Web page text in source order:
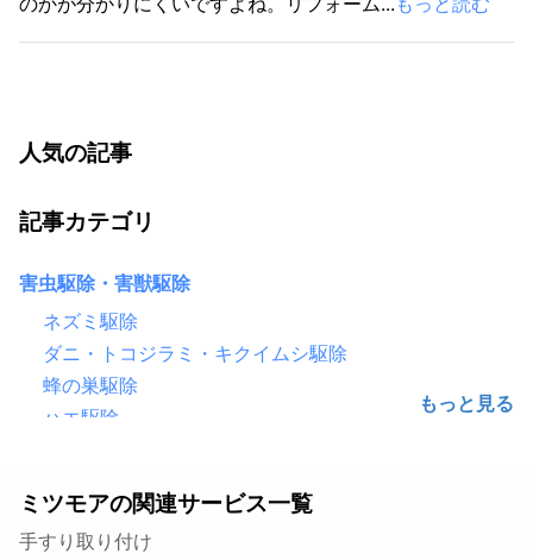
人気の記事
記事カテゴリ
害虫駆除・害獣駆除
ネズミ駆除
ダニ・トコジラミ・キクイムシ駆除
蜂の巣駆除
ハエ駆除
シロアリ駆除
毛虫・チャドクガ駆除
ミツモアの関連サービス一覧
手すり取り付け